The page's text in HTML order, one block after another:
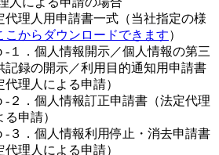
代理人用申請書一式（当社指定の様
こからダウンロードできます）
-１．個人情報開示／個人情報の第三
記録の開示／利用目的通知用申請書
代理人による申請）
-２．個人情報訂正申請書（法定代理
る申請）
-３．個人情報利用停止・消去申請書
代理人による申請）